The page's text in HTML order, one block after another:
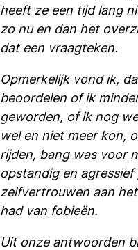
heeft ze een tijd lang
zo nu en dan het
dat een vraagteken.
Opmerkelijk vond ik,
beoordelen of ik
geworden, of ik nog
wel en niet meer kon,
rijden, bang was voor
opstandig en
zelfvertrouwen aan
had van fobieën.
Uit onze antwoorden